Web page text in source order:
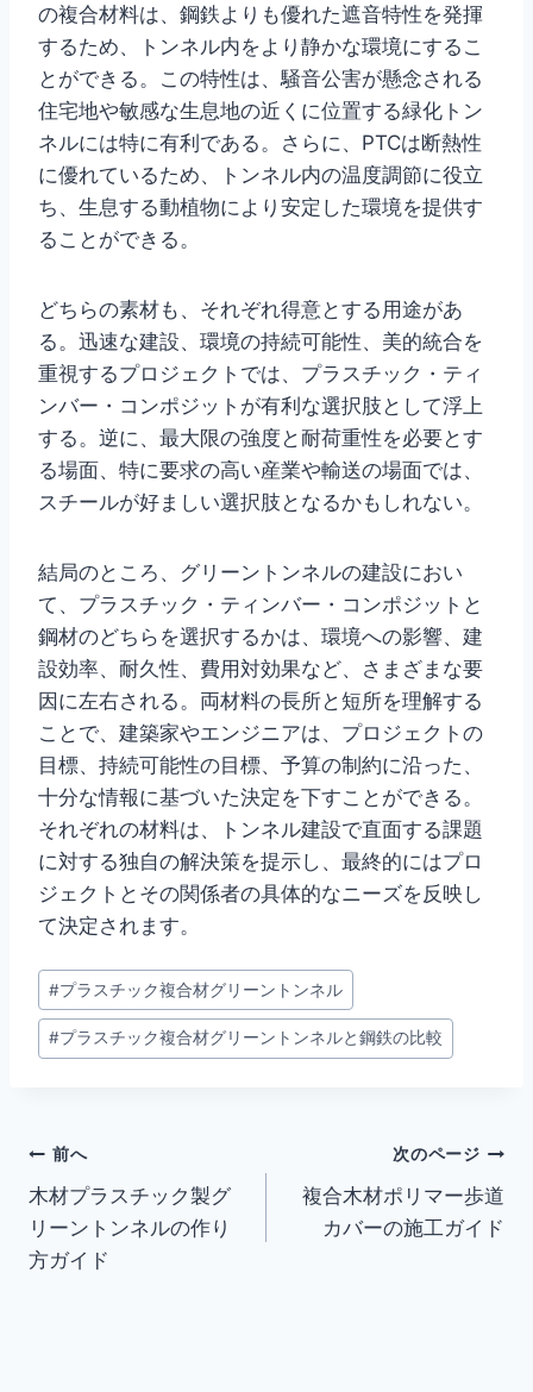
の複合材料は、鋼鉄よりも優れた遮音特性を発揮
するため、トンネル内をより静かな環境にするこ
とができる。この特性は、騒音公害が懸念される
住宅地や敏感な生息地の近くに位置する緑化トン
ネルには特に有利である。さらに、PTCは断熱性
に優れているため、トンネル内の温度調節に役立
ち、生息する動植物により安定した環境を提供す
ることができる。
どちらの素材も、それぞれ得意とする用途があ
る。迅速な建設、環境の持続可能性、美的統合を
重視するプロジェクトでは、プラスチック・ティ
ンバー・コンポジットが有利な選択肢として浮上
する。逆に、最大限の強度と耐荷重性を必要とす
る場面、特に要求の高い産業や輸送の場面では、
スチールが好ましい選択肢となるかもしれない。
結局のところ、グリーントンネルの建設におい
て、プラスチック・ティンバー・コンポジットと
鋼材のどちらを選択するかは、環境への影響、建
設効率、耐久性、費用対効果など、さまざまな要
因に左右される。両材料の長所と短所を理解する
ことで、建築家やエンジニアは、プロジェクトの
目標、持続可能性の目標、予算の制約に沿った、
十分な情報に基づいた決定を下すことができる。
それぞれの材料は、トンネル建設で直面する課題
に対する独自の解決策を提示し、最終的にはプロ
ジェクトとその関係者の具体的なニーズを反映し
て決定されます。
投
稿
タ
#プラスチック複合材グリーントンネル
#プラスチック複合材グリーントンネルと鋼鉄の比較
投
稿
ナ
前へ
木材プラスチック製グ
リーントンネルの作り
方ガイド
次のページ
複合木材ポリマー歩道
カバーの施工ガイド